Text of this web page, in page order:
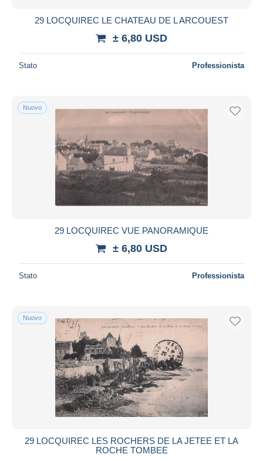
29 LOCQUIREC LE CHATEAU DE L ARCOUEST
± 6,80 USD
Stato Professionista
Nuovo
29 LOCQUIREC VUE PANORAMIQUE
± 6,80 USD
Stato Professionista
Nuovo
29 LOCQUIREC LES ROCHERS DE LA JETEE ET LA
ROCHE TOMBEE